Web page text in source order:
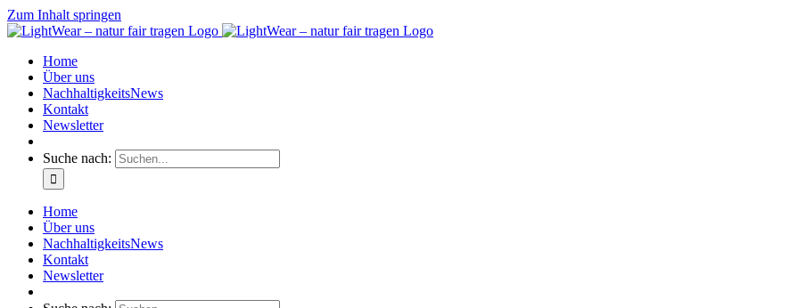
Zum Inhalt springen
Home
Über uns
NachhaltigkeitsNews
Kontakt
Newsletter
Suche nach:
Home
Über uns
NachhaltigkeitsNews
Kontakt
Newsletter